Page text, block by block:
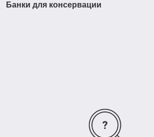
Банки для консервации